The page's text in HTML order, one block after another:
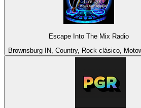
Escape Into The Mix Radio
Brownsburg IN, Country, Rock clásico,